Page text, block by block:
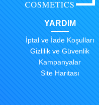
YARDIM
İptal ve İade Koşulları
Gizlilik ve Güvenlik
Kampanyalar
Site Haritası